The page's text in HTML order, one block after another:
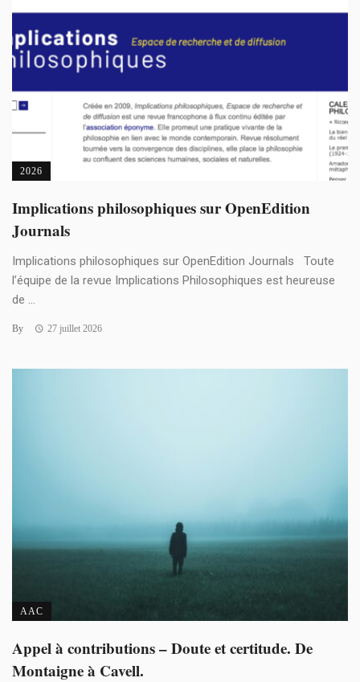
2026
Implications philosophiques sur OpenEdition
Journals
Implications philosophiques sur OpenEdition Journals Toute
l’équipe de la revue Implications Philosophiques est heureuse
de ...
By 27 juillet 2026
AAC
Appel à contributions – Doute et certitude. De
Montaigne à Cavell.